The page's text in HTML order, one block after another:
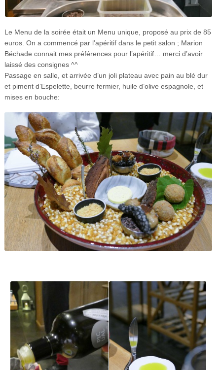
Le Menu de la soirée était un Menu unique, proposé au prix de 85
euros. On a commencé par l’apéritif dans le petit salon ; Marion
Béchade connait mes préférences pour l’apéritif… merci d’avoir
laissé des consignes ^^
Passage en salle, et arrivée d’un joli plateau avec pain au blé dur
et piment d’Espelette, beurre fermier, huile d’olive espagnole, et
mises en bouche: